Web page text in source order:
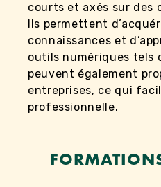
courts et axés sur des
Ils permettent
connaissances et
outils numériques tels
peuvent également
entreprises, ce qui
professionnelle.